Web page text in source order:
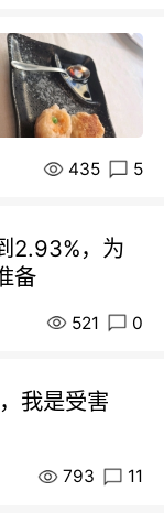
435 5
2.93%，为
备
521 0
我是受害
793 11